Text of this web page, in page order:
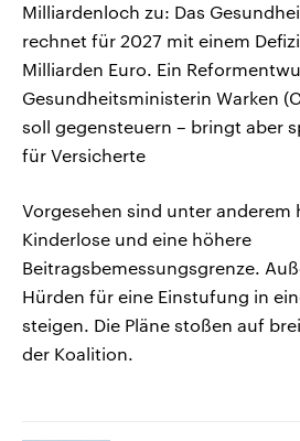
Milliardenloch zu: Das
rechnet für 2027 mit einem
Milliarden Euro. Ein
Gesundheitsministerin Warken
soll gegensteuern – bringt aber
für Versicherte
Vorgesehen sind unter anderem
Kinderlose und eine höhere
Beitragsbemessungsgrenze.
Hürden für eine Einstufung in
steigen. Die Pläne stoßen auf
der Koalition.